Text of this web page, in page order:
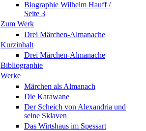
Biographie Wilhelm Hauff /
Seite 3
Zum Werk
Drei Märchen-Almanache
Kurzinhalt
Drei Märchen-Almanache
Bibliographie
Werke
Märchen als Almanach
Die Karawane
Der Scheich von Alexandria und
seine Sklaven
Das Wirtshaus im Spessart